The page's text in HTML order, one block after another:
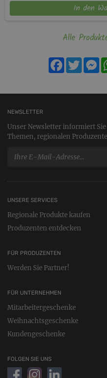
In den
Alle
FacebookTwitter
NEWSLETTER
Unser Newsletter informiert
Themen, regionalen
UNSERE SERVICES
Regionale Produkte kaufen
Produzenten entdecken
FÜR PRODUZENTEN
Werden Sie Partner!
FÜR UNTERNEHMEN
Mitarbeitergeschenke
Weihnachtsgeschenke
Kundengeschenke
FOLGEN SIE UNS